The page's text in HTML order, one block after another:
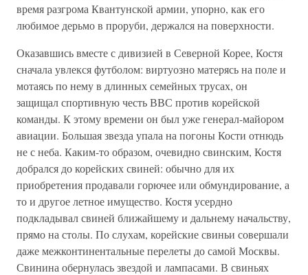
время разгрома Квантунской армии, упорно, как его
любимое дерьмо в проруби, держался на поверхности.
Оказавшись вместе с дивизией в Северной Корее, Костя
сначала увлекся футболом: виртуозно матерясь на поле и
мотаясь по нему в длинных семейных трусах, он
защищал спортивную честь ВВС против корейской
команды. К этому времени он был уже генерал-майором
авиации. Большая звезда упала на погоны Кости отнюдь
не с неба. Каким-то образом, очевидно свинским, Костя
добрался до корейских свиней: обычно для их
приобретения продавали горючее или обмундирование, а
то и другое летное имущество. Костя усердно
подкладывал свиней ближайшему и дальнему начальству,
прямо на столы. По слухам, корейские свиньи совершали
даже межконтинентальные перелеты до самой Москвы.
Свинина обернулась звездой и лампасами. В свиньях